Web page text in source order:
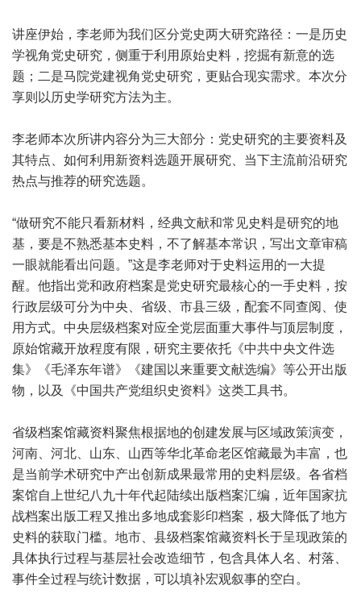
讲座伊始，李老师为我们区分党史两大研究路径：一是历史
学视角党史研究，侧重于利用原始史料，挖掘有新意的选
题；二是马院党建视角党史研究，更贴合现实需求。本次分
享则以历史学研究方法为主。
李老师本次所讲内容分为三大部分：党史研究的主要资料及
其特点、如何利用新资料选题开展研究、当下主流前沿研究
热点与推荐的研究选题。
“做研究不能只看新材料，经典文献和常见史料是研究的地
基，要是不熟悉基本史料，不了解基本常识，写出文章审稿
一眼就能看出问题。”这是李老师对于史料运用的一大提
醒。他指出党和政府档案是党史研究最核心的一手史料，按
行政层级可分为中央、省级、市县三级，配套不同查阅、使
用方式。中央层级档案对应全党层面重大事件与顶层制度，
原始馆藏开放程度有限，研究主要依托《中共中央文件选
集》《毛泽东年谱》《建国以来重要文献选编》等公开出版
物，以及《中国共产党组织史资料》这类工具书。
省级档案馆藏资料聚焦根据地的创建发展与区域政策演变，
河南、河北、山东、山西等华北革命老区馆藏最为丰富，也
是当前学术研究中产出创新成果最常用的史料层级。各省档
案馆自上世纪八九十年代起陆续出版档案汇编，近年国家抗
战档案出版工程又推出多地成套影印档案，极大降低了地方
史料的获取门槛。地市、县级档案馆藏资料长于呈现政策的
具体执行过程与基层社会改造细节，包含具体人名、村落、
事件全过程与统计数据，可以填补宏观叙事的空白。